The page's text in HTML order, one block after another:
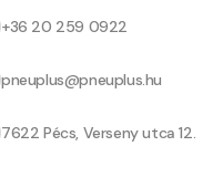
+36 20 259 0922
pneuplus@pneuplus.hu
7622 Pécs, Verseny utca 12.